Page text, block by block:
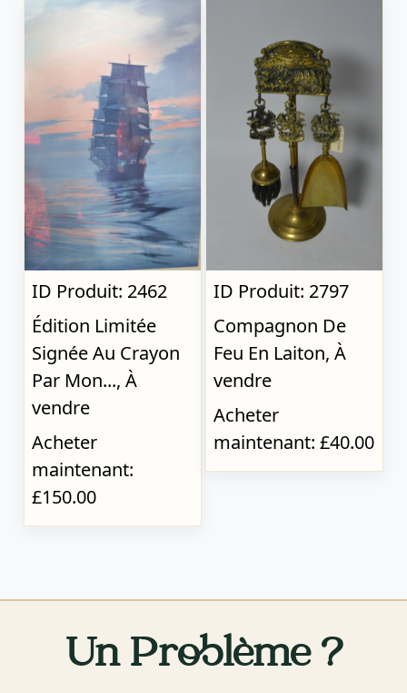
ID Produit: 2462
Édition Limitée
Signée Au Crayon
Par Mon..., À
vendre
Acheter
maintenant:
£150.00
ID Produit: 2797
Compagnon De
Feu En Laiton, À
vendre
Acheter
maintenant: £40.00
Un Problème ?